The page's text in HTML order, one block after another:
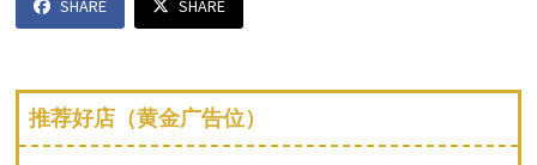
SHARE SHARE
推荐好店（黄金广告位）